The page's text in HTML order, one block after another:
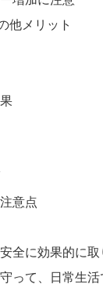
他メリット
意点
全に効果的に
って、日常生